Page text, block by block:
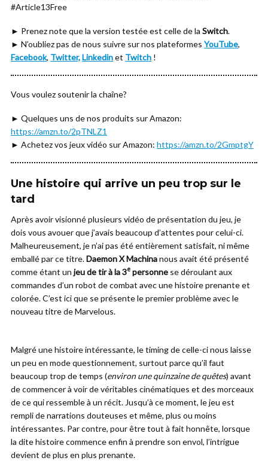
#Article13Free
► Prenez note que la version testée est celle de la Switch.
► N’oubliez pas de nous suivre sur nos plateformes YouTube,
Facebook, Twitter,Linkedinet Twitch !
Vous voulez soutenir la chaîne?
► Quelques uns de nos produits sur Amazon:
https://amzn.to/2pTNLZ1
► Achetez vos jeux vidéo sur Amazon: https://amzn.to/2GmptgY
Une histoire qui arrive un peu trop sur le
tard
Après avoir visionné plusieurs vidéo de présentation du jeu, je
dois vous avouer que j’avais beaucoup d’attentes pour celui-ci.
Malheureusement, je n’ai pas été entièrement satisfait, ni même
emballé par ce titre.Daemon X Machinanous avait été présenté
comme étant un jeu de tir à la 3e personne se déroulant aux
commandes d’un robot de combat avec une histoire prenante et
colorée. C’est ici que se présente le premier problème avec le
nouveau titre de Marvelous.
Malgré une histoire intéressante, le timing de celle-ci nous laisse
un peu en mode questionnement, surtout parce qu’il faut
beaucoup trop de temps (environ une quinzaine de quêtes) avant
de commencer à voir de véritables cinématiques et des morceaux
de ce qui ressemble à un récit. Jusqu’à ce moment, le jeu est
rempli de narrations douteuses et même, plus ou moins
intéressantes. Par contre, pour être tout à fait honnête, lorsque
la dite histoire commence enfin à prendre son envol, l’intrigue
devient de plus en plus prenante.